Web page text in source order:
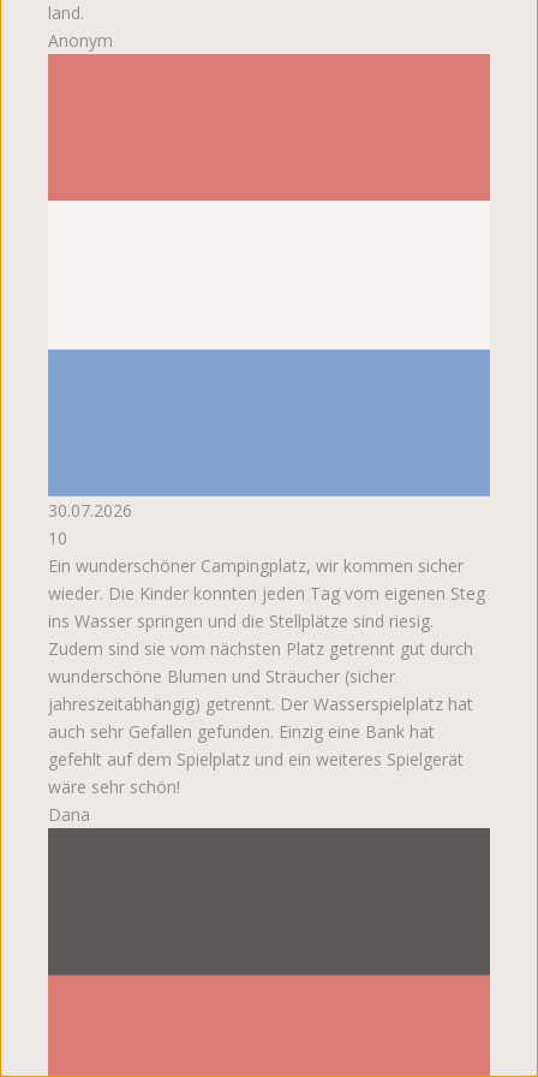
land.
Anonym
30.07.2026
10
Ein wunderschöner Campingplatz, wir kommen sicher
wieder. Die Kinder konnten jeden Tag vom eigenen Steg
ins Wasser springen und die Stellplätze sind riesig.
Zudem sind sie vom nächsten Platz getrennt gut durch
wunderschöne Blumen und Sträucher (sicher
jahreszeitabhängig) getrennt. Der Wasserspielplatz hat
auch sehr Gefallen gefunden. Einzig eine Bank hat
gefehlt auf dem Spielplatz und ein weiteres Spielgerät
wäre sehr schön!
Dana